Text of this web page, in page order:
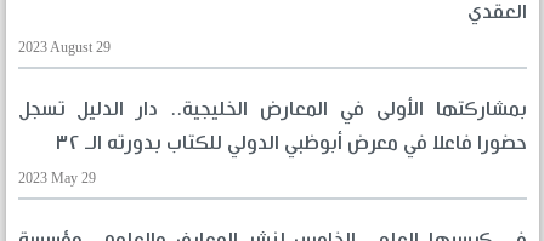
العقدي
2023 August 29
بمشاركتها الأولى في المعارض الخليجية.. دار الدليل تسجل
حضورا فاعلا في معرض أبوظبي الدولي للكتاب بدورته الـ ٣٢
2023 May 29